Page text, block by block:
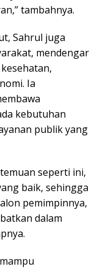
tambahnya.
Sahrul juga
mendengar
Ia
kebutuhan
publik yang
seperti ini,
baik, sehingga
pemimpinnya,
dalam